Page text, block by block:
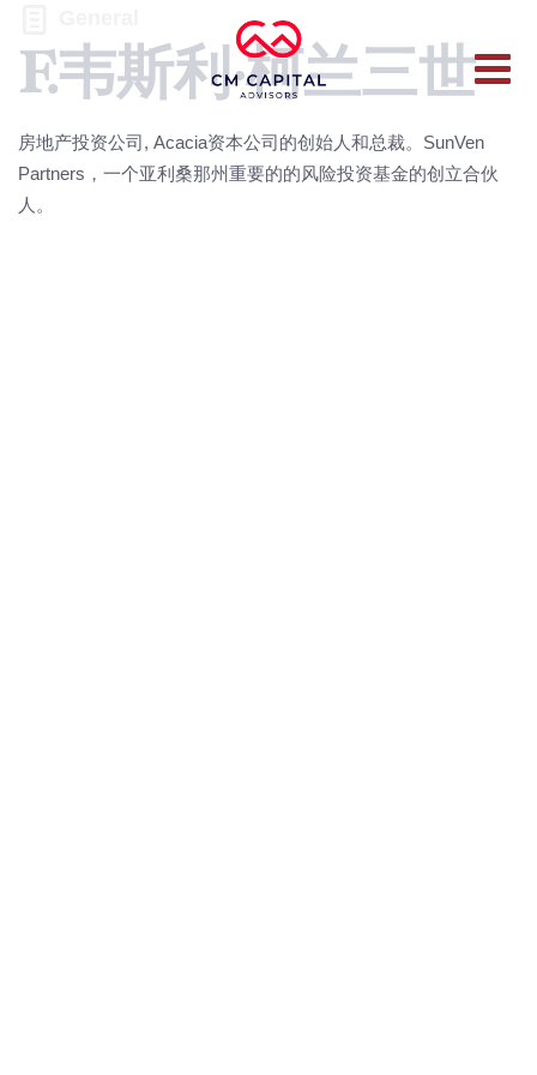
F.韦斯利·柯兰三世
房地产投资公司, Acacia资本公司的创始人和总裁。SunVen
Partners，一个亚利桑那州重要的的风险投资基金的创立合伙
人。